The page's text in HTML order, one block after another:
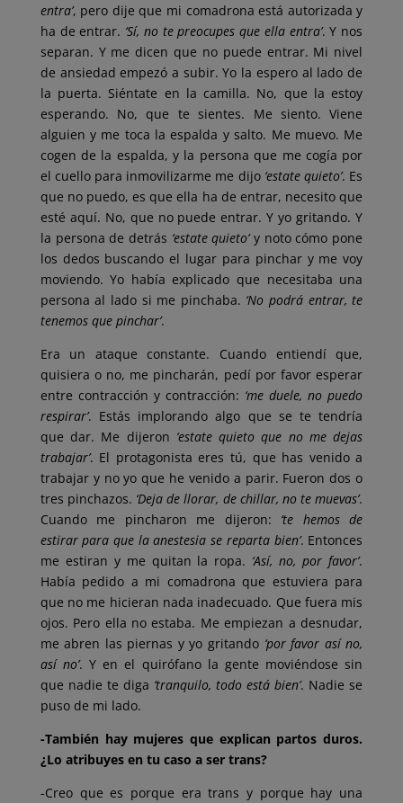
entra’, pero dije que mi comadrona está autorizada y
ha de entrar. ‘Sí, no te preocupes que ella entra’. Y nos
separan. Y me dicen que no puede entrar. Mi nivel
de ansiedad empezó a subir. Yo la espero al lado de
la puerta. Siéntate en la camilla. No, que la estoy
esperando. No, que te sientes. Me siento. Viene
alguien y me toca la espalda y salto. Me muevo. Me
cogen de la espalda, y la persona que me cogía por
el cuello para inmovilizarme me dijo ‘estate quieto’. Es
que no puedo, es que ella ha de entrar, necesito que
esté aquí. No, que no puede entrar. Y yo gritando. Y
la persona de detrás ‘estate quieto’y noto cómo pone
los dedos buscando el lugar para pinchar y me voy
moviendo. Yo había explicado que necesitaba una
persona al lado si me pinchaba. ‘No podrá entrar, te
tenemos que pinchar’.
Era un ataque constante. Cuando entiendí que,
quisiera o no, me pincharán, pedí por favor esperar
entre contracción y contracción: ‘me duele, no puedo
respirar’. Estás implorando algo que se te tendría
que dar. Me dijeron ‘estate quieto que no me dejas
trabajar’. El protagonista eres tú, que has venido a
trabajar y no yo que he venido a parir. Fueron dos o
tres pinchazos. ‘Deja de llorar, de chillar, no te muevas’.
Cuando me pincharon me dijeron: ‘te hemos de
estirar para que la anestesia se reparta bien’. Entonces
me estiran y me quitan la ropa. ‘Así, no, por favor’.
Había pedido a mi comadrona que estuviera para
que no me hicieran nada inadecuado. Que fuera mis
ojos. Pero ella no estaba. Me empiezan a desnudar,
me abren las piernas y yo gritando ‘por favor así no,
así no’. Y en el quirófano la gente moviéndose sin
que nadie te diga ‘tranquilo, todo está bien’. Nadie se
puso de mi lado.
-También hay mujeres que explican partos duros.
¿Lo atribuyes en tu caso a ser trans?
-Creo que es porque era trans y porque hay una